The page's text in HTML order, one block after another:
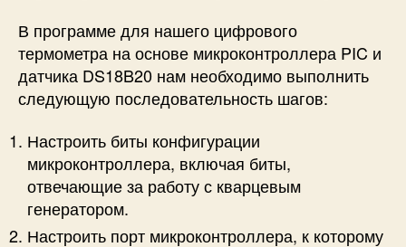
В программе для нашего цифрового
термометра на основе микроконтроллера PIC и
датчика DS18B20 нам необходимо выполнить
следующую последовательность шагов:
Настроить биты конфигурации
микроконтроллера, включая биты,
отвечающие за работу с кварцевым
генератором.
Настроить порт микроконтроллера, к которому